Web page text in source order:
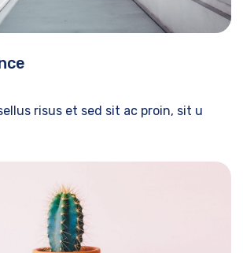
risus et sed sit ac proin, sit u